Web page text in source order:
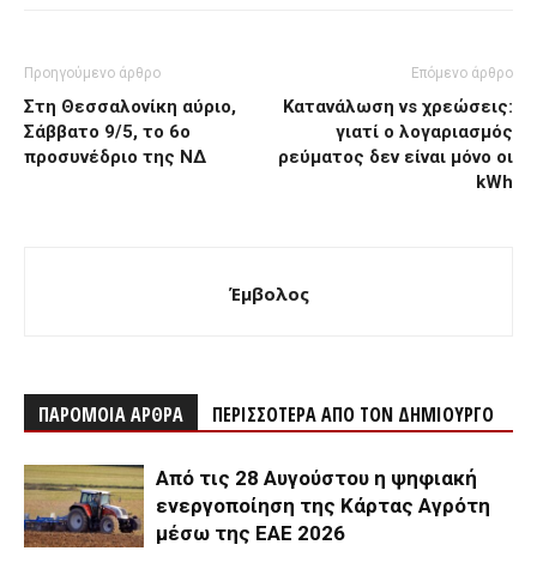
Προηγούμενο άρθρο
Στη Θεσσαλονίκη αύριο,
Σάββατο 9/5, το 6ο
προσυνέδριο της ΝΔ
Επόμενο άρθρο
Κατανάλωση vs χρεώσεις:
γιατί ο λογαριασμός
ρεύματος δεν είναι μόνο οι
kWh
Έμβολος
ΠΑΡΟΜΟΙΑ ΑΡΘΡΑ ΠΕΡΙΣΣΟΤΕΡΑ ΑΠΟ ΤΟΝ ΔΗΜΙΟΥΡΓΟ
Από τις 28 Αυγούστου η ψηφιακή
ενεργοποίηση της Κάρτας Αγρότη
μέσω της ΕΑΕ 2026